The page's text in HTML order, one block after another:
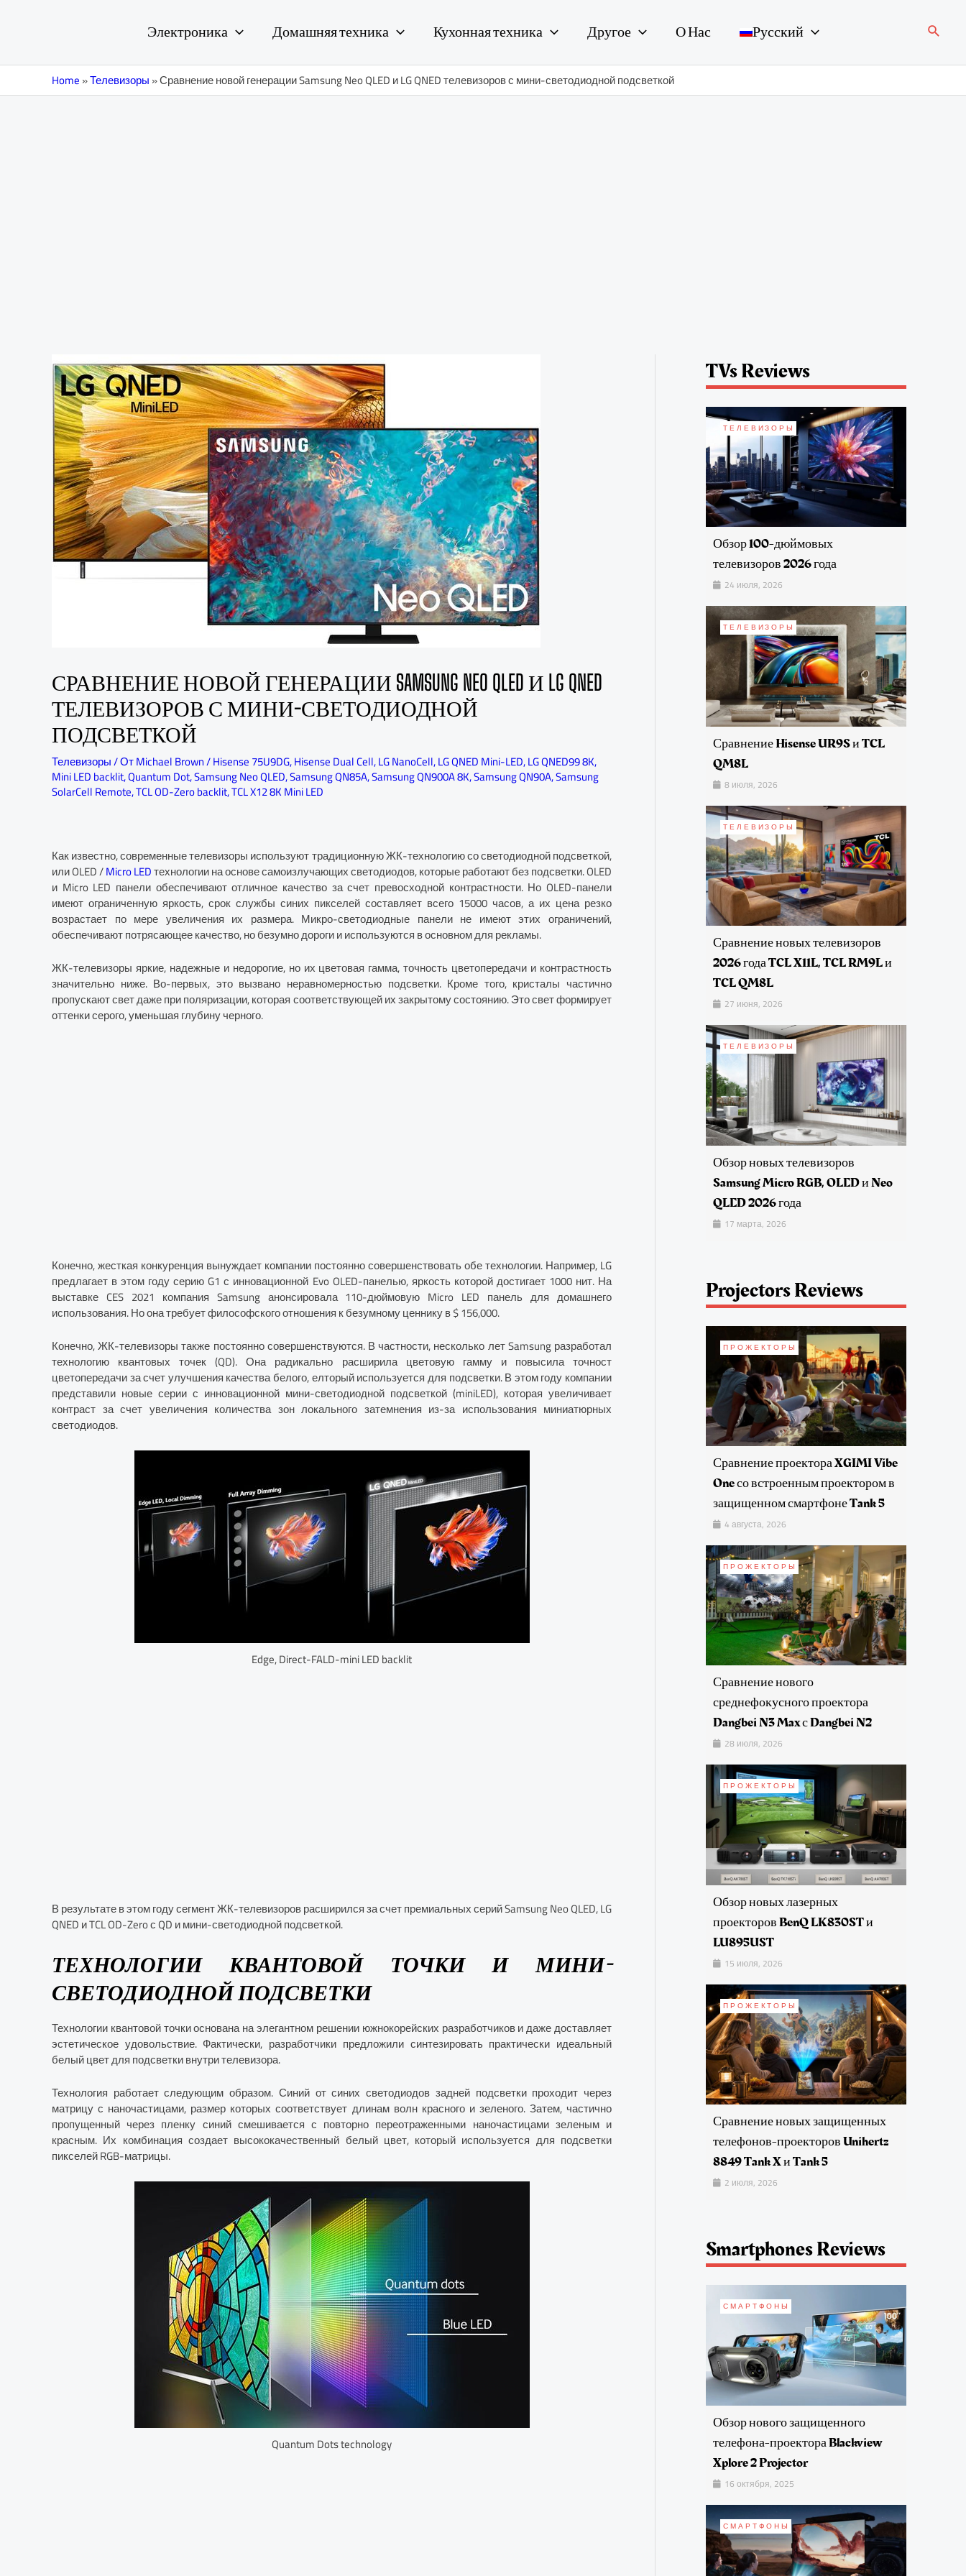
Электроника Домашняя техника Кухонная техника Другое О Нас Русский Поиск
Home»Телевизоры»Сравнение новой генерации Samsung Neo QLED и LG QNED телевизоров с мини-светодиодной подсветкой
СРАВНЕНИЕ НОВОЙ ГЕНЕРАЦИИ SAMSUNG NEO QLED И LG QNED
ТЕЛЕВИЗОРОВ С МИНИ-СВЕТОДИОДНОЙ
ПОДСВЕТКОЙ
Телевизоры/ ОтMichael Brown/Hisense 75U9DG,Hisense Dual Cell,LG NanoCell,LG QNED Mini-LED,LG QNED99 8K,
Mini LED backlit,Quantum Dot,Samsung Neo QLED,Samsung QN85A,Samsung QN900A 8K,Samsung QN90A,Samsung
SolarCell Remote,TCL OD-Zero backlit,TCL X12 8K Mini LED
Как известно, современные телевизоры используют традиционную ЖК-технологию со светодиодной подсветкой,
или OLED /Micro LEDтехнологии на основе самоизлучающих светодиодов, которые работают без подсветки. OLED
и Micro LED панели обеспечивают отличное качество за счет превосходной контрастности. Но OLED-панели
имеют ограниченную яркость, срок службы синих пикселей составляет всего 15000 часов, а их цена резко
возрастает по мере увеличения их размера. Микро-светодиодные панели не имеют этих ограничений,
обеспечивают потрясающее качество, но безумно дороги и используются в основном для рекламы.
ЖК-телевизоры яркие, надежные и недорогие, но их цветовая гамма, точность цветопередачи и контрастность
значительно ниже. Во-первых, это вызвано неравномерностью подсветки. Кроме того, кристалы частично
пропускают свет даже при поляризации, которая соответствующей их закрытому состоянию. Это свет формирует
оттенки серого, уменьшая глубину черного.
Конечно, жесткая конкуренция вынуждает компании постоянно совершенствовать обе технологии. Например, LG
предлагает в этом году серию G1 с инновационной Evo OLED-панелью, яркость которой достигает 1000 нит. На
выставке CES 2021 компания Samsung анонсировала 110-дюймовую Micro LED панель для домашнего
использования. Но она требует философского отношения к безумному ценнику в $ 156,000.
Конечно, ЖК-телевизоры также постоянно совершенствуются. В частности, несколько лет Samsung разработал
технологию квантовых точек (QD). Она радикально расширила цветовую гамму и повысила точност
цветопередачи за счет улучшения качества белого, елторый используется для подсветки. В этом году компании
представили новые серии с инновационной мини-светодиодной подсветкой (miniLED), которая увеличивает
контраст за счет увеличения количества зон локального затемнения из-за использования миниатюрных
светодиодов.
Edge, Direct-FALD-mini LED backlit
В результате в этом году сегмент ЖК-телевизоров расширился за счет премиальных серий Samsung Neo QLED, LG
QNED и TCL OD-Zero с QD и мини-светодиодной подсветкой.
ТЕХНОЛОГИИ КВАНТОВОЙ ТОЧКИ И МИНИ-
СВЕТОДИОДНОЙ ПОДСВЕТКИ
Технологии квантовой точки основана на элегантном решении южнокорейских разработчиков и даже доставляет
эстетическое удовольствие. Фактически, разработчики предложили синтезировать практически идеальный
белый цвет для подсветки внутри телевизора.
Технология работает следующим образом. Синий от синих светодиодов задней подсветки проходит через
матрицу с наночастицами, размер которых соответствует длинам волн красного и зеленого. Затем, частично
пропущенный через пленку синий смешивается с повторно переотраженными наночастицами зеленым и
красным. Их комбинация создает высококачественный белый цвет, который используется для подсветки
пикселей RGB-матрицы.
Quantum Dots technology
TVs Reviews
ТЕЛЕВИЗОРЫ
Обзор 100-дюймовых
телевизоров 2026 года
24 июля, 2026
ТЕЛЕВИЗОРЫ
Сравнение Hisense UR9S и TCL
QM8L
8 июля, 2026
ТЕЛЕВИЗОРЫ
Сравнение новых телевизоров
2026 года TCL X11L, TCL RM9L и
TCL QM8L
27 июня, 2026
ТЕЛЕВИЗОРЫ
Обзор новых телевизоров
Samsung Micro RGB, OLED и Neo
QLED 2026 года
17 марта, 2026
Projectors Reviews
ПРОЖЕКТОРЫ
Сравнение проектора XGIMI Vibe
One со встроенным проектором в
защищенном смартфоне Tank 5
4 августа, 2026
ПРОЖЕКТОРЫ
Сравнение нового
среднефокусного проектора
Dangbei N3 Max с Dangbei N2
28 июля, 2026
ПРОЖЕКТОРЫ
Обзор новых лазерных
проекторов BenQ LK830ST и
LU895UST
15 июля, 2026
ПРОЖЕКТОРЫ
Сравнение новых защищенных
телефонов-проекторов Unihertz
8849 Tank X и Tank 5
2 июля, 2026
Smartphones Reviews
СМАРТФОНЫ
Обзор нового защищенного
телефона-проектора Blackview
Xplore 2 Projector
16 октября, 2025
СМАРТФОНЫ